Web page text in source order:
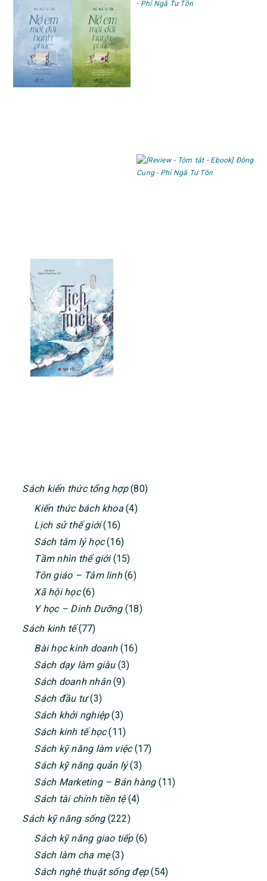
PRIMARY
SIDEBAR
Sách kiến thức tổng hợp(80)
Kiến thức bách khoa(4)
Lịch sử thế giới(16)
Sách tâm lý học(16)
Tầm nhìn thế giới(15)
Tôn giáo – Tâm linh(6)
Xã hội học(6)
Y học – Dinh Dưỡng(18)
Sách kinh tế(77)
Bài học kinh doanh(16)
Sách dạy làm giàu(3)
Sách doanh nhân(9)
Sách đầu tư(3)
Sách khởi nghiệp(3)
Sách kinh tế học(11)
Sách kỹ năng làm việc(17)
Sách kỹ năng quản lý(3)
Sách Marketing – Bán hàng(11)
Sách tài chính tiền tệ(4)
Sách kỹ năng sống(222)
Sách kỹ năng giao tiếp(6)
Sách làm cha mẹ(3)
Sách nghệ thuật sống đẹp(54)